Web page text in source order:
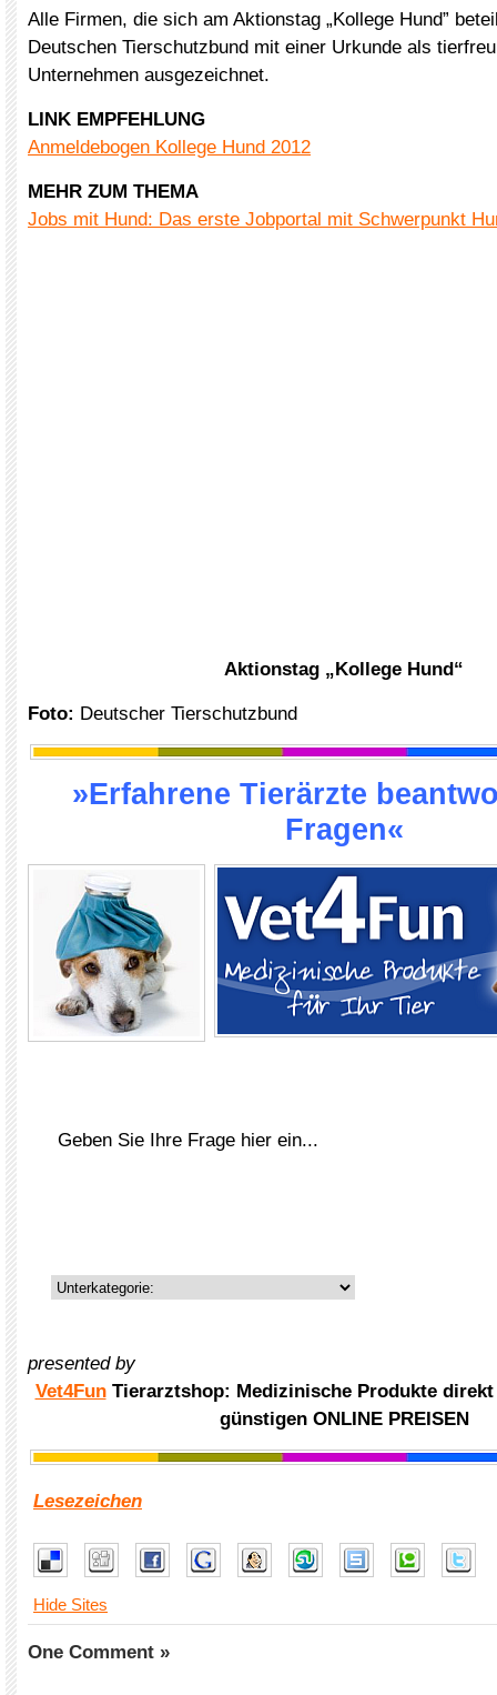
Alle Firmen, die sich am Aktionstag „Kollege Hund”
Deutschen Tierschutzbund mit einer Urkunde als
Unternehmen ausgezeichnet.
LINK EMPFEHLUNG
Anmeldebogen Kollege Hund 2012
MEHR ZUM THEMA
Jobs mit Hund: Das erste Jobportal mit Schwerpunkt
Aktionstag „Kollege Hund“
Foto: Deutscher Tierschutzbund
»Erfahrene Tierärzte
Fragen«
presented by
Vet4Fun Tierarztshop: Medizinische Produkte
günstigen ONLINE PREISEN
Lesezeichen
Hide Sites
One Comment »